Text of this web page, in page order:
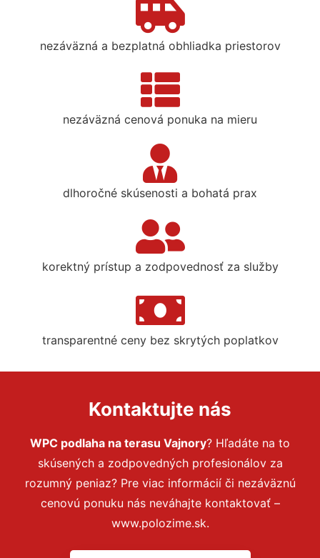
nezáväzná a bezplatná obhliadka priestorov
nezáväzná cenová ponuka na mieru
dlhoročné skúsenosti a bohatá prax
korektný prístup a zodpovednosť za služby
transparentné ceny bez skrytých poplatkov
Kontaktujte nás
WPC podlaha na terasu Vajnory? Hľadáte na to
skúsených a zodpovedných profesionálov za
rozumný peniaz? Pre viac informácií či nezáväznú
cenovú ponuku nás neváhajte kontaktovať –
www.polozime.sk.